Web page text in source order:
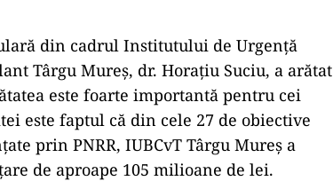
din cadrul Institutului de Urgenţă
Târgu Mureş, dr. Horaţiu Suciu, a arătat
este foarte importantă pentru cei
este faptul că din cele 27 de obiective
prin PNRR, IUBCvT Târgu Mureş a
de aproape 105 milioane de lei.